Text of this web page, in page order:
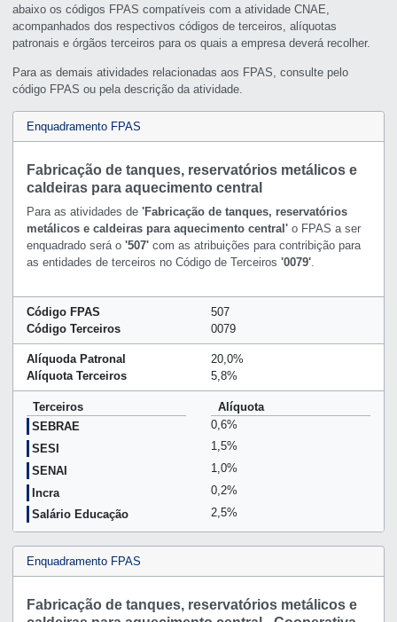
abaixo os códigos FPAS compatíveis com a atividade CNAE,
acompanhados dos respectivos códigos de terceiros, alíquotas
patronais e órgãos terceiros para os quais a empresa deverá recolher.
Para as demais atividades relacionadas aos FPAS, consulte pelo
código FPAS ou pela descrição da atividade.
Enquadramento FPAS
Fabricação de tanques, reservatórios metálicos e
caldeiras para aquecimento central
Para as atividades de 'Fabricação de tanques, reservatórios
metálicos e caldeiras para aquecimento central'o FPAS a ser
enquadrado será o '507'com as atribuições para contribição para
as entidades de terceiros no Código de Terceiros '0079'.
Código FPAS
507
Código Terceiros
0079
Alíquoda Patronal
20,0%
Alíquota Terceiros
5,8%
Terceiros
Alíquota
SEBRAE
0,6%
SESI
1,5%
SENAI
1,0%
Incra
0,2%
Salário Educação
2,5%
Enquadramento FPAS
Fabricação de tanques, reservatórios metálicos e